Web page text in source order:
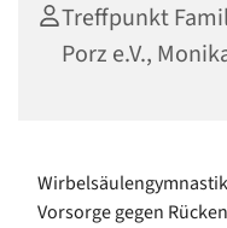
Treffpunkt
Porz e.V.,
Vorsorge gegen